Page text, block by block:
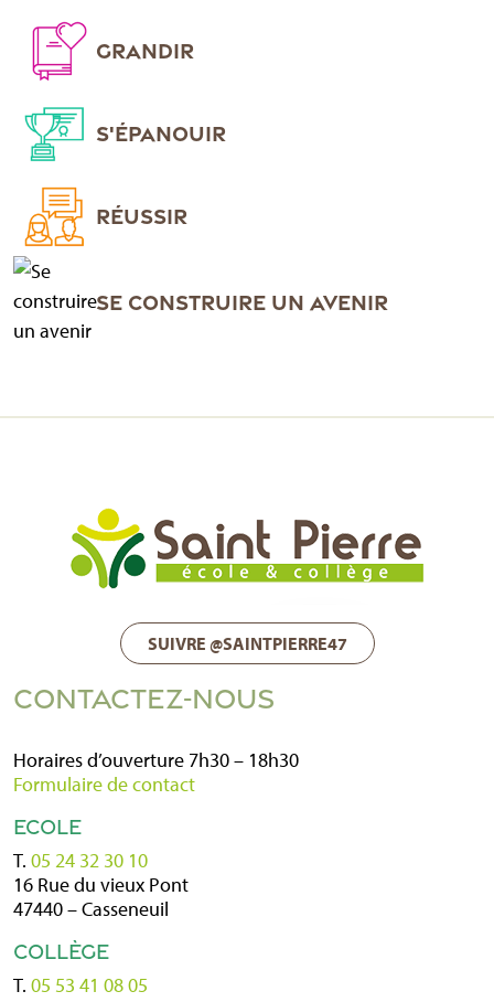
GRANDIR
S'ÉPANOUIR
RÉUSSIR
SE CONSTRUIRE UN AVENIR
SUIVRE @SAINTPIERRE47
CONTACTEZ-NOUS
Horaires d’ouverture 7h30 – 18h30
Formulaire de contact
ECOLE
T. 05 24 32 30 10
16 Rue du vieux Pont
47440 – Casseneuil
COLLÈGE
T. 05 53 41 08 05